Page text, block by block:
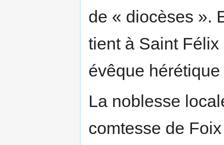
de « diocèses ».
tient à Saint Félix
évêque
La noblesse
comtesse de